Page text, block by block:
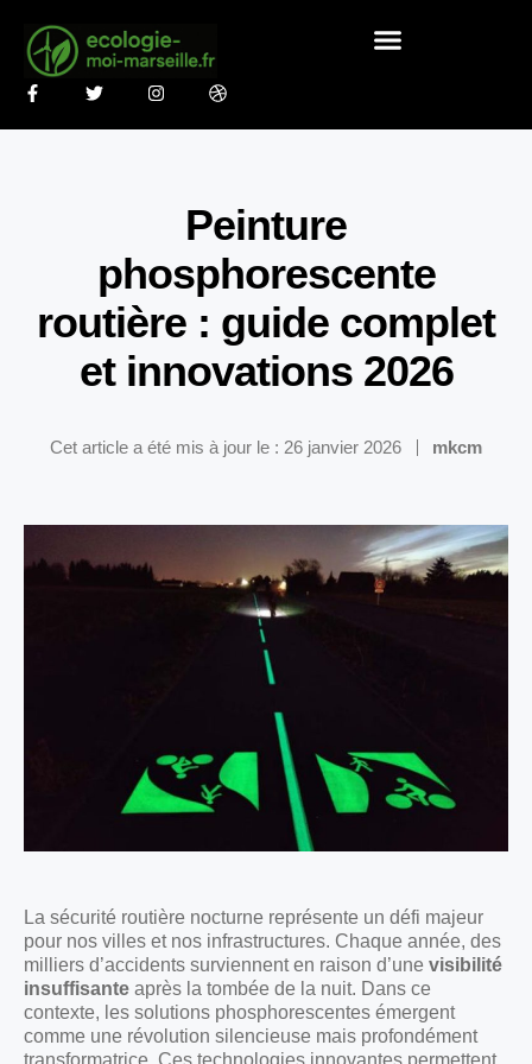
Peinture
phosphorescente
routière : guide complet
et innovations 2026
Cet article a été mis à jour le : 26 janvier 2026 mkcm
La sécurité routière nocturne représente un défi majeur
pour nos villes et nos infrastructures. Chaque année, des
milliers d’accidents surviennent en raison d’une visibilité
insuffisante après la tombée de la nuit. Dans ce
contexte, les solutions phosphorescentes émergent
comme une révolution silencieuse mais profondément
transformatrice. Ces technologies innovantes permettent